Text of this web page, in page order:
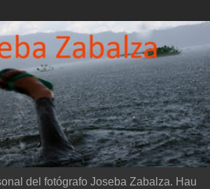
del fotógrafo Joseba Zabalza. Hau